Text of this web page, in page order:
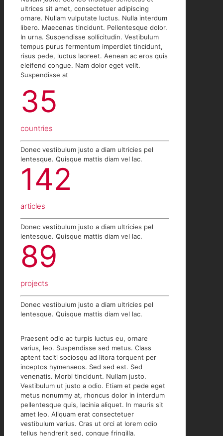
ultrices sit amet, consectetuer adipiscing
ornare. Nullam vulputate luctus. Nulla interdum
libero. Maecenas tincidunt. Pellentesque dolor.
In urna. Suspendisse sollicitudin. Vestibulum
tempus purus fermentum imperdiet tincidunt,
risus pede, luctus laoreet. Aenean ac eros quis
eleifend congue. Nam dolor eget velit.
Suspendisse at
35
countries
Donec vestibulum justo a diam ultricies pel
lentesque. Quisque mattis diam vel lac.
142
articles
Donec vestibulum justo a diam ultricies pel
lentesque. Quisque mattis diam vel lac.
89
projects
Donec vestibulum justo a diam ultricies pel
lentesque. Quisque mattis diam vel lac.
Praesent odio ac turpis luctus eu, ornare
varius, leo. Suspendisse sed metus. Class
aptent taciti sociosqu ad litora torquent per
inceptos hymenaeos. Sed sed est. Sed
venenatis. Morbi tincidunt. Nullam justo.
Vestibulum ut justo a odio. Etiam et pede eget
metus nonummy at, rhoncus dolor in interdum
pellentesque quis, lacinia aliquet. In mauris sit
amet leo. Aliquam erat consectetuer
vestibulum varius. Cras ut orci at lorem odio
tellus hendrerit sed, congue fringilla.